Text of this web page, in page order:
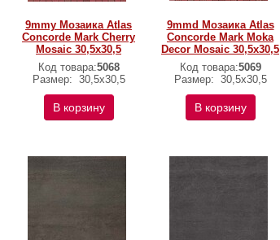
9mmy Мозаика Atlas
Concorde Mark Cherry
Mosaic 30,5x30,5
Код товара:5068
Размер: 30,5x30,5
В корзину
9mmd Мозаика Atlas
Concorde Mark Moka
Decor Mosaic 30,5x30,5
Код товара:5069
Размер: 30,5x30,5
В корзину